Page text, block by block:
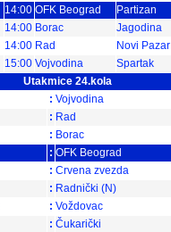
14:00 OFK Beograd
Partizan
14:00 Borac
Jagodina
14:00 Rad
Novi Pazar
15:00 Vojvodina
Spartak
Utakmice 24.kola
: Vojvodina
: Rad
: Borac
: OFK Beograd
: Crvena zvezda
: Radnički (N)
: Voždovac
: Čukarički